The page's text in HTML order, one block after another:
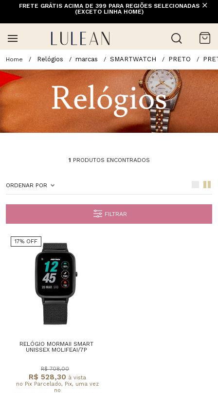
FRETE GRÁTIS ACIMA DE 399 PARA REGIÕES SELECIONADAS
(EXCETO LINHA HOME)
Relógios marcas SMARTWATCH PRETO
1 PRODUTOS ENCONTRADOS
ORDENAR POR
FILTRAR
17% OFF
RELÓGIO MORMAII SMART
UNISSEX MOLIFEAI/7P
R$ 528,30 à vista
no Pix Parcelado, Pix, uma vez
no
R$ 708,00